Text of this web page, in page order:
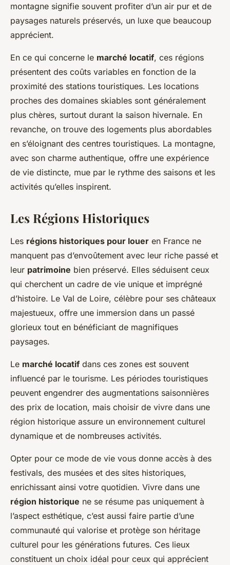
montagne signifie souvent profiter d’un air pur et de
paysages naturels préservés, un luxe que beaucoup
apprécient.
En ce qui concerne le marché locatif, ces régions
présentent des coûts variables en fonction de la
proximité des stations touristiques. Les locations
proches des domaines skiables sont généralement
plus chères, surtout durant la saison hivernale. En
revanche, on trouve des logements plus abordables
en s’éloignant des centres touristiques. La montagne,
avec son charme authentique, offre une expérience
de vie distincte, mue par le rythme des saisons et les
activités qu’elles inspirent.
Les Régions Historiques
Les régions historiques pour louer en France ne
manquent pas d’envoûtement avec leur riche passé et
leur patrimoine bien préservé. Elles séduisent ceux
qui cherchent un cadre de vie unique et imprégné
d’histoire. Le Val de Loire, célèbre pour ses châteaux
majestueux, offre une immersion dans un passé
glorieux tout en bénéficiant de magnifiques
paysages.
Le marché locatif dans ces zones est souvent
influencé par le tourisme. Les périodes touristiques
peuvent engendrer des augmentations saisonnières
des prix de location, mais choisir de vivre dans une
région historique assure un environnement culturel
dynamique et de nombreuses activités.
Opter pour ce mode de vie vous donne accès à des
festivals, des musées et des sites historiques,
enrichissant ainsi votre quotidien. Vivre dans une
région historique ne se résume pas uniquement à
l’aspect esthétique, c’est aussi faire partie d’une
communauté qui valorise et protège son héritage
culturel pour les générations futures. Ces lieux
constituent un choix idéal pour ceux qui apprécient